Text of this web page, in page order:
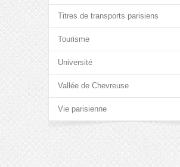
Titres de transports parisiens
Tourisme
Université
Vallée de Chevreuse
Vie parisienne